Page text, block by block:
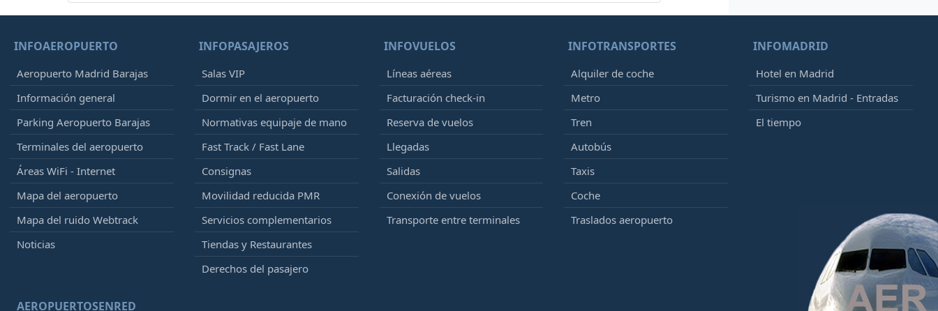
INFOAEROPUERTO
Aeropuerto Madrid Barajas
Información general
Parking Aeropuerto Barajas
Terminales del aeropuerto
Áreas WiFi - Internet
Mapa del aeropuerto
Mapa del ruido Webtrack
Noticias
INFOPASAJEROS
Salas VIP
Dormir en el aeropuerto
Normativas equipaje de mano
Fast Track / Fast Lane
Consignas
Movilidad reducida PMR
Servicios complementarios
Tiendas y Restaurantes
Derechos del pasajero
INFOVUELOS
Líneas aéreas
Facturación check-in
Reserva de vuelos
Llegadas
Salidas
Conexión de vuelos
Transporte entre terminales
INFOTRANSPORTES
Alquiler de coche
Metro
Tren
Autobús
Taxis
Coche
Traslados aeropuerto
INFOMADRID
Hotel en Madrid
Turismo en Madrid - Entradas
El tiempo
AEROPUERTOSENRED